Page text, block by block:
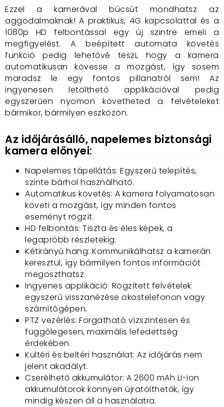
Ezzel a kamerával búcsút mondhatsz az
aggodalmaknak! A praktikus, 4G kapcsolattal és a
1080p HD felbontással egy új szintre emeli a
megfigyelést. A beépített automata követés
funkció pedig lehetővé teszi, hogy a kamera
automatikusan kövesse a mozgást, így sosem
maradsz le egy fontos pillanatról sem! Az
ingyenesen letölthető applikációval pedig
egyszerűen nyomon követheted a felvételeket
bármikor, bármilyen eszközön.
Az időjárásálló, napelemes biztonsági
kamera előnyei:
Napelemes tápellátás: Egyszerű telepítés,
szinte bárhol használható.
Automatikus követés: A kamera folyamatosan
követi a mozgást, így minden fontos
eseményt rögzít.
HD felbontás: Tiszta és éles képek, a
legapróbb részletekig.
Kétirányú hang: Kommunikálhatsz a kamerán
keresztül, így bármilyen fontos információt
megoszthatsz.
Ingyenes applikáció: Rögzített felvételek
egyszerű visszanézése okostelefonon vagy
számítógépen.
PTZ vezérlés: Forgatható vízszintesen és
függőlegesen, maximális lefedettség
érdekében.
Kültéri és beltéri használat: Az időjárás nem
jelent akadályt.
Cserélhető akkumulátor: A 2600 mAh Li-ion
akkumulátorok könnyen újratölthetők, így
mindig készen áll a használatra.